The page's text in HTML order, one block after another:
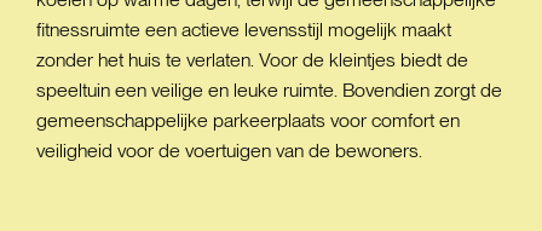
fitnessruimte een actieve levensstijl mogelijk maakt
zonder het huis te verlaten. Voor de kleintjes biedt de
speeltuin een veilige en leuke ruimte. Bovendien zorgt de
gemeenschappelijke parkeerplaats voor comfort en
veiligheid voor de voertuigen van de bewoners.